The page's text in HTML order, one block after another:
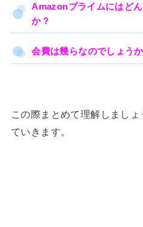
Amazonプライムにはど
か？
会費は幾らなのでしょう
この際まとめて理解しまし
ていきます。